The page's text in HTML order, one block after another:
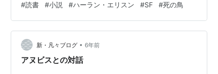
ことと片山恭一『世界の中心で愛を叫ぶ』の元ネタ
（？）とされていることが有名だと思う。 こういう印象
的なタイトルは大好きで、同短編集なら「殺戮すべき多
くの世界」や「ガラスの小鬼が砕けるように」なんかが
たまらなくて、意味が分かりそうであんまりよくわから
#読書 #小説 #ハーラン・エリスン #SF #死の鳥
新・凡々ブログ • 6年前
アヌビスとの対話